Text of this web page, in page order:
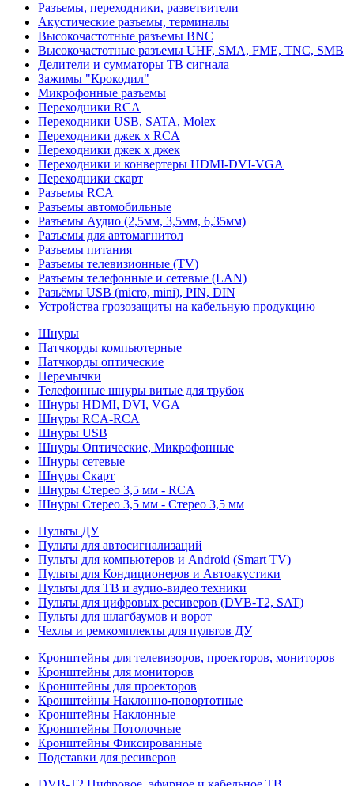
Разъемы, переходники, разветвители
Акустические разъемы, терминалы
Высокочастотные разъемы BNC
Высокочастотные разъемы UHF, SMA, FME, TNC, SMB
Делители и сумматоры ТВ сигнала
Зажимы "Крокодил"
Микрофонные разъемы
Переходники RCA
Переходники USB, SATA, Molex
Переходники джек х RCA
Переходники джек х джек
Переходники и конвертеры HDMI-DVI-VGA
Переходники скарт
Разъемы RCA
Разъемы автомобильные
Разъемы Аудио (2,5мм, 3,5мм, 6,35мм)
Разъемы для автомагнитол
Разъемы питания
Разъемы телевизионные (TV)
Разъемы телефонные и сетевые (LAN)
Разьёмы USB (micro, mini), PIN, DIN
Устройства грозозащиты на кабельную продукцию
Шнуры
Патчкорды компьютерные
Патчкорды оптические
Перемычки
Телефонные шнуры витые для трубок
Шнуры HDMI, DVI, VGA
Шнуры RCA-RCA
Шнуры USB
Шнуры Оптические, Микрофонные
Шнуры сетевые
Шнуры Скарт
Шнуры Стерео 3,5 мм - RCA
Шнуры Стерео 3,5 мм - Стерео 3,5 мм
Пульты ДУ
Пульты для автосигнализаций
Пульты для компьютеров и Android (Smart TV)
Пульты для Кондиционеров и Автоакустики
Пульты для ТВ и аудио-видео техники
Пульты для цифровых ресиверов (DVB-T2, SAT)
Пульты для шлагбаумов и ворот
Чехлы и ремкомплекты для пультов ДУ
Кронштейны для телевизоров, проекторов, мониторов
Кронштейны для мониторов
Кронштейны для проекторов
Кронштейны Наклонно-повортотные
Кронштейны Наклонные
Кронштейны Потолочные
Кронштейны Фиксированные
Подставки для ресиверов